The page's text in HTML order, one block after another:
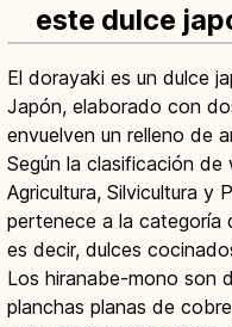
este dulce
El dorayaki es un dulce
Japón, elaborado con
envuelven un relleno de
Según la clasificación
Agricultura, Silvicultura y
pertenece a la categoría
es decir, dulces
Los hiranabe-mono son
planchas planas de